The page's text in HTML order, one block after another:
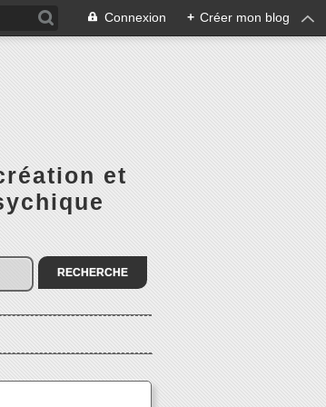
Connexion + Créer mon blog
et